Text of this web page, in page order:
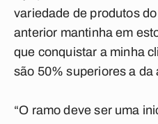
variedade de produtos
anterior mantinha em
que conquistar a minha
são 50% superiores a da
“O ramo deve ser uma